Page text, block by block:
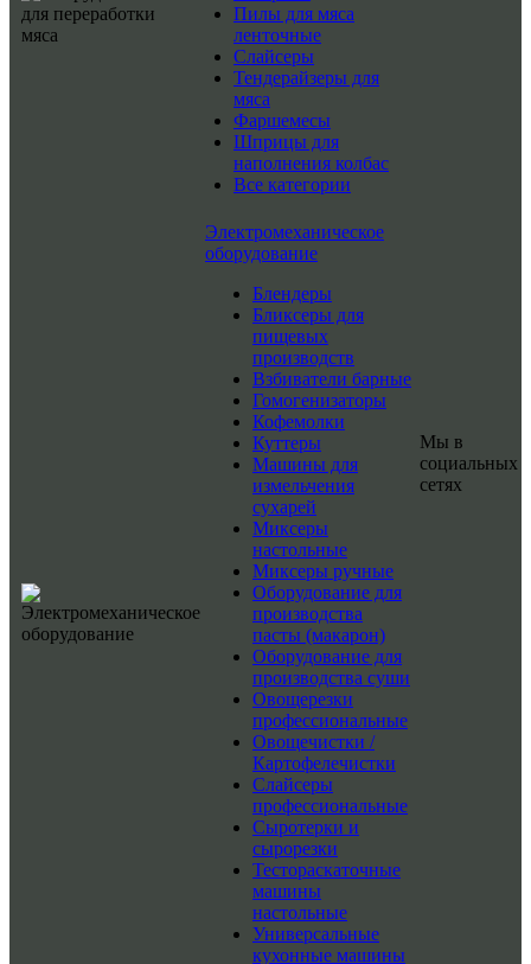
Пилы для мяса
ленточные
Слайсеры
Тендерайзеры для
мяса
Фаршемесы
Шприцы для
наполнения колбас
Все категории
Электромеханическое
оборудование
Блендеры
Бликсеры для
пищевых
производств
Взбиватели барные
Гомогенизаторы
Кофемолки
Куттеры
Машины для
измельчения
сухарей
Миксеры
настольные
Миксеры ручные
Оборудование для
производства
пасты (макарон)
Оборудование для
производства суши
Овощерезки
профессиональные
Овощечистки /
Картофелечистки
Слайсеры
профессиональные
Сыротерки и
сырорезки
Тестораскаточные
машины
настольные
Универсальные
кухонные машины
Мы в
социальных
сетях